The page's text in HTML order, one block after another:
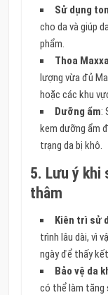
Sử dụng
cho da và giúp
phẩm.
Thoa
lượng vừa đủ
hoặc các khu
Dưỡng ẩm:
kem dưỡng ẩm
trạng da bị khô.
5. Lưu ý khi
thâm
Kiên trì sử
trình lâu dài, vì
ngày để thấy
Bảo vệ da
có thể làm tăng